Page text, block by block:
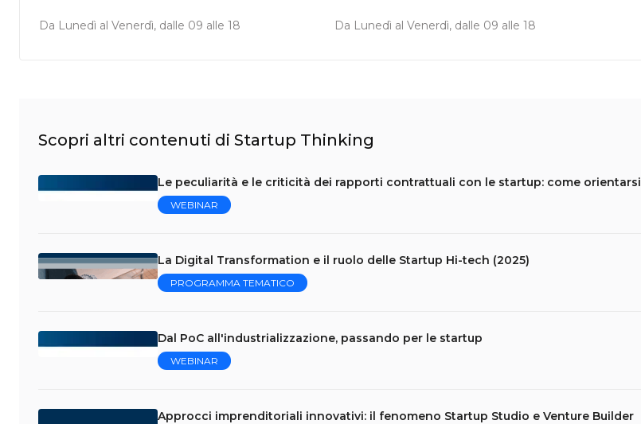
Da Lunedì al Venerdì, dalle 09 alle 18 Da Lunedì al Venerdì, dalle 09 alle 18
Scopri altri contenuti di Startup Thinking
Le peculiarità e le criticità dei rapporti contrattuali con le startup: come orientarsi
WEBINAR
La Digital Transformation e il ruolo delle Startup Hi-tech (2025)
PROGRAMMA TEMATICO
Dal PoC all'industrializzazione, passando per le startup
WEBINAR
Approcci imprenditoriali innovativi: il fenomeno Startup Studio e Venture Builder